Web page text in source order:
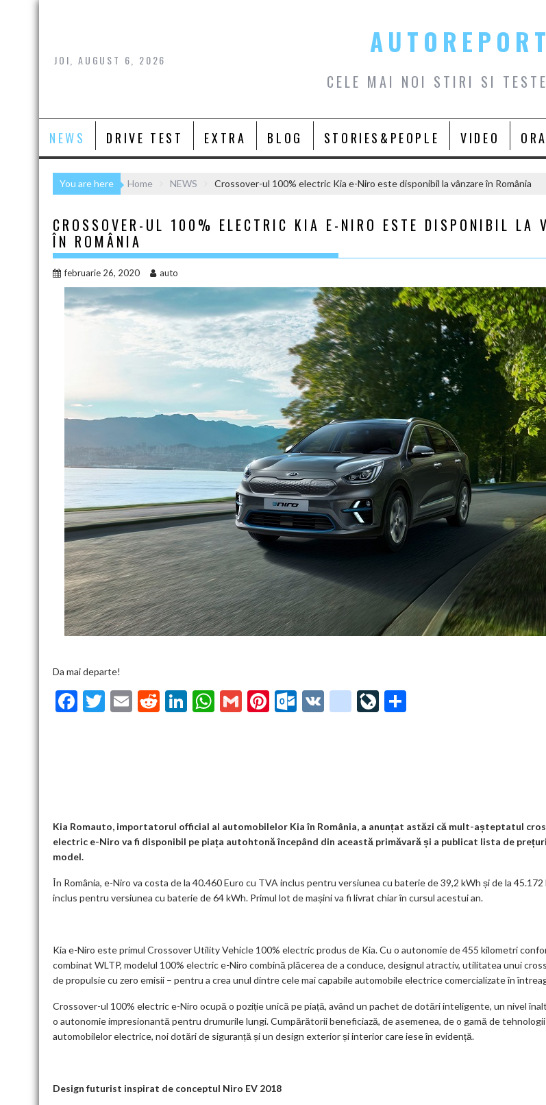
Skip
JOI, AUGUST 6, 2026
AUTOREPORT
CELE MAI NOI STIRI SI
NEWS DRIVE TEST EXTRA BLOG STORIES&PEOPLE VIDEO
You are here Home NEWS Crossover-ul 100% electric Kia e-Niro este disponibil la vânzare în România
CROSSOVER-UL 100% ELECTRIC KIA E-NIRO ESTE DISPONIBIL LA
ÎN ROMÂNIA
februarie 26, 2020 auto
Da mai departe!
F
k
T
E
R
Li W
p
G
Pi O
m
V
g
o
o
k
m
ks
Li
Kia Romauto, importatorul official al automobilelor Kia în România, a anunțat astăzi că mult-așteptatul
electric e-Niro va fi disponibil pe piața autohtonă începând din această primăvară și a publicat lista de
model.
În România, e-Niro va costa de la 40.460 Euro cu TVA inclus pentru versiunea cu baterie de 39,2 kWh și de la 45.172
inclus pentru versiunea cu baterie de 64 kWh. Primul lot de mașini va fi livrat chiar în cursul acestui an.
Kia e-Niro este primul Crossover Utility Vehicle 100% electric produs de Kia. Cu o autonomie de 455 kilometri
combinat WLTP, modelul 100% electric e-Niro combină plăcerea de a conduce, designul atractiv, utilitatea unui
de propulsie cu zero emisii – pentru a crea unul dintre cele mai capabile automobile electrice comercializate în
Crossover-ul 100% electric e-Niro ocupă o poziție unică pe piață, având un pachet de dotări inteligente, un nivel
o autonomie impresionantă pentru drumurile lungi. Cumpărătorii beneficiază, de asemenea, de o gamă de
automobilelor electrice, noi dotări de siguranță și un design exterior și interior care iese în evidență.
Design futurist inspirat de conceptul Niro EV 2018